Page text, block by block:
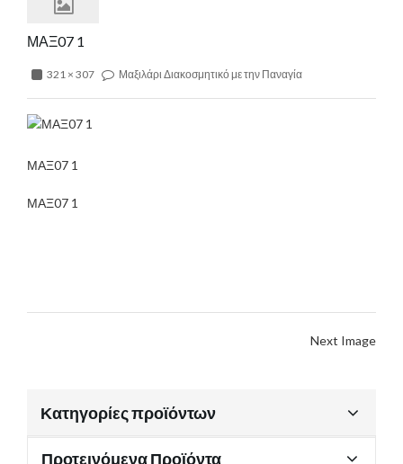
ΜΑΞ07 1
321 × 307 Μαξιλάρι Διακοσμητικό με την Παναγία
ΜΑΞ07 1
ΜΑΞ07 1
Next Image
Κατηγορίες προϊόντων
Προτεινόμενα Προϊόντα